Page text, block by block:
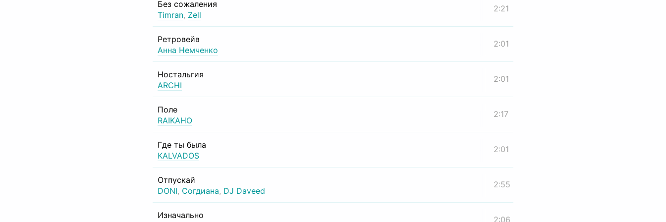
Без сожаления
Timran, Zell
2:21
Ретровейв
Анна Немченко
2:01
Ностальгия
ARCHI
2:01
Поле
RAIKAHO
2:17
Где ты была
KALVADOS
2:01
Отпускай
DONI, Согдиана, DJ Daveed
2:55
Изначально
2:06